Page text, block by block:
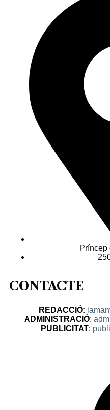
Príncep
CONTACTE
REDACCIÓ:
ADMINISTRACIÓ:
PUBLICITAT: